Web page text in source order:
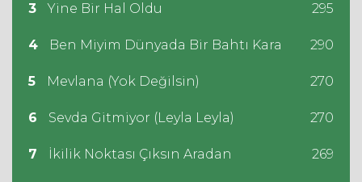
3 Yine Bir Hal Oldu 295
4 Ben Miyim Dünyada Bir Bahtı Kara 290
5 Mevlana (Yok Değilsin) 270
6 Sevda Gitmiyor (Leyla Leyla) 270
7 İkilik Noktası Çıksın Aradan 269